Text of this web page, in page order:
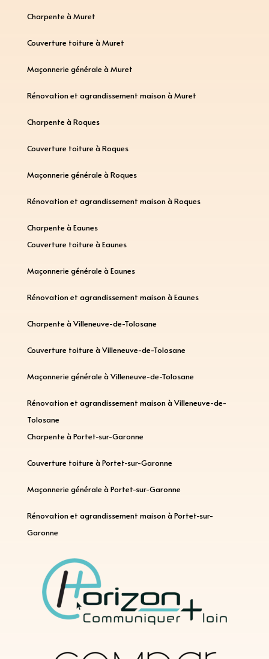
Charpente à Muret
Couverture toiture à Muret
Maçonnerie générale à Muret
Rénovation et agrandissement maison à Muret
Charpente à Roques
Couverture toiture à Roques
Maçonnerie générale à Roques
Rénovation et agrandissement maison à Roques
Charpente à Eaunes
Couverture toiture à Eaunes
Maçonnerie générale à Eaunes
Rénovation et agrandissement maison à Eaunes
Charpente à Villeneuve-de-Tolosane
Couverture toiture à Villeneuve-de-Tolosane
Maçonnerie générale à Villeneuve-de-Tolosane
Rénovation et agrandissement maison à Villeneuve-de-
Tolosane
Charpente à Portet-sur-Garonne
Couverture toiture à Portet-sur-Garonne
Maçonnerie générale à Portet-sur-Garonne
Rénovation et agrandissement maison à Portet-sur-
Garonne